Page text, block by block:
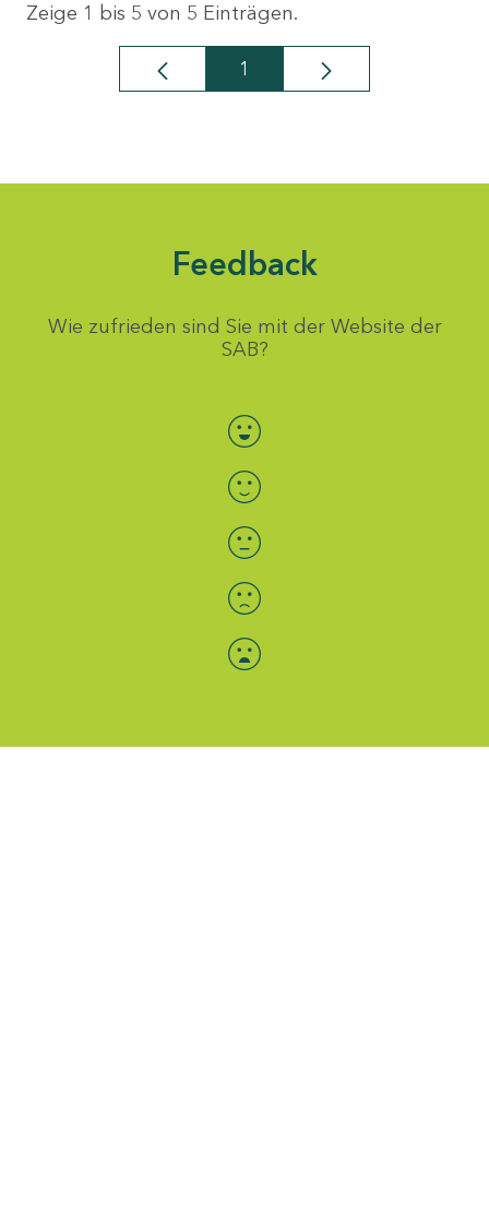
Zeige 1 bis 5 von 5 Einträgen.
Seite
1
Feedback
Wie zufrieden sind Sie mit der Website der
SAB?
Bewertung auswählen